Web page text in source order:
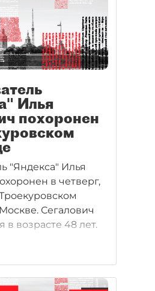
Илья
похоронен
"Яндекса" Илья
в четверг,
Троекуровском
Сегалович
в возрасте 48 лет.